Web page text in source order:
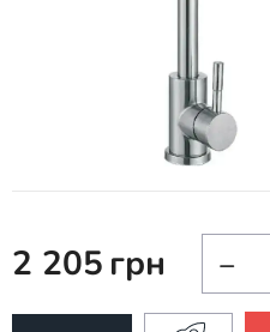
2 205 грн −